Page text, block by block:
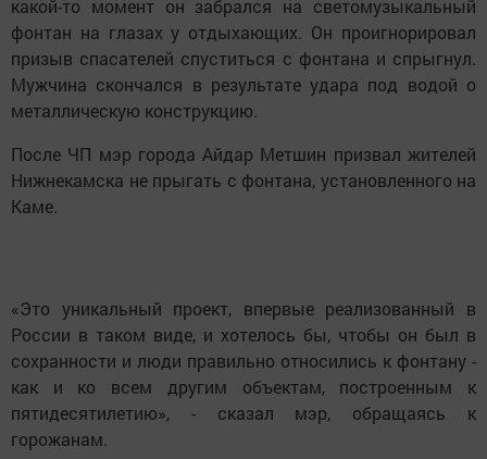
какой-то момент он забрался на светомузыкальный
фонтан на глазах у отдыхающих. Он проигнорировал
призыв спасателей спуститься с фонтана и спрыгнул.
Мужчина скончался в результате удара под водой о
металлическую конструкцию.
После ЧП мэр города Айдар Метшин призвал жителей
Нижнекамска не прыгать с фонтана, установленного на
Каме.
«Это уникальный проект, впервые реализованный в
России в таком виде, и хотелось бы, чтобы он был в
сохранности и люди правильно относились к фонтану -
как и ко всем другим объектам, построенным к
пятидесятилетию», - сказал мэр, обращаясь к
горожанам.